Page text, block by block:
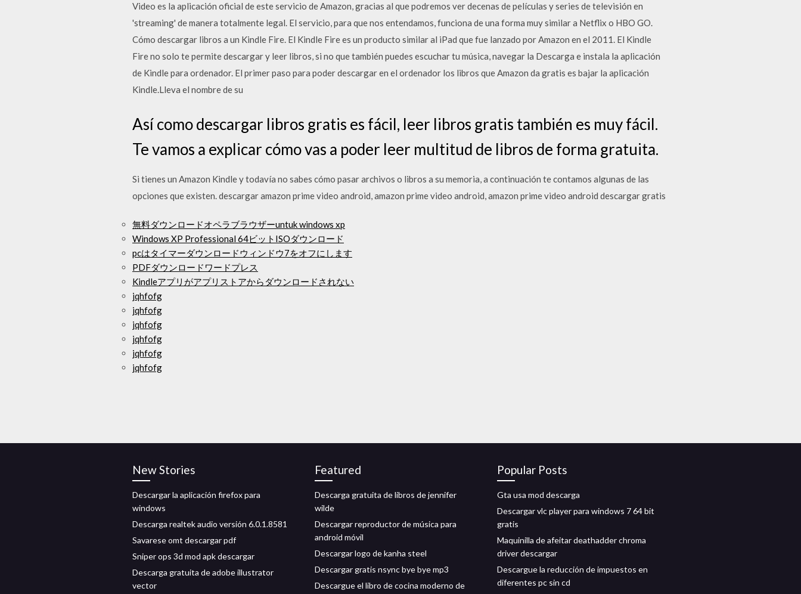
Video es la aplicación oficial de este servicio de Amazon, gracias al que podremos ver decenas de películas y series de televisión en
'streaming' de manera totalmente legal. El servicio, para que nos entendamos, funciona de una forma muy similar a Netflix o HBO GO.
Cómo descargar libros a un Kindle Fire. El Kindle Fire es un producto similar al iPad que fue lanzado por Amazon en el 2011. El Kindle
Fire no solo te permite descargar y leer libros, si no que también puedes escuchar tu música, navegar la Descarga e instala la aplicación
de Kindle para ordenador. El primer paso para poder descargar en el ordenador los libros que Amazon da gratis es bajar la aplicación
Kindle.Lleva el nombre de su
Así como descargar libros gratis es fácil, leer libros gratis también es muy fácil.
Te vamos a explicar cómo vas a poder leer multitud de libros de forma gratuita.
Si tienes un Amazon Kindle y todaví­a no sabes cómo pasar archivos o libros a su memoria, a continuación te contamos algunas de las
opciones que existen. descargar amazon prime video android, amazon prime video android, amazon prime video android descargar gratis
無料ダウンロードオペラブラウザーuntuk windows xp
Windows XP Professional 64ビットISOダウンロード
pcはタイマーダウンロードウィンドウ7をオフにします
PDFダウンロードワードプレス
Kindleアプリがアプリストアからダウンロードされない
jqhfofg
jqhfofg
jqhfofg
jqhfofg
jqhfofg
jqhfofg
New Stories
Descargar la aplicación firefox para
windows
Descarga realtek audio versión 6.0.1.8581
Savarese omt descargar pdf
Sniper ops 3d mod apk descargar
Descarga gratuita de adobe illustrator
vector
Featured
Descarga gratuita de libros de jennifer
wilde
Descargar reproductor de música para
android móvil
Descargar logo de kanha steel
Descargar gratis nsync bye bye mp3
Descargue el libro de cocina moderno de
Popular Posts
Gta usa mod descarga
Descargar vlc player para windows 7 64 bit
gratis
Maquinilla de afeitar deathadder chroma
driver descargar
Descargue la reducción de impuestos en
diferentes pc sin cd